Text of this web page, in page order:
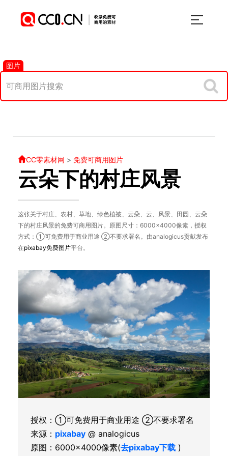
图片
CC零素材网 > 免费可商用图片
云朵下的村庄风景
这张关于村庄、农村、草地、绿色植被、云朵、云、风景、田园、云朵
下的村庄风景的免费可商用图片。原图尺寸：6000×4000像素，授权
方式：①可免费用于商业用途 ②不要求署名。由analogicus贡献发布
在pixabay免费图片平台。
授权：①可免费用于商业用途 ②不要求署名
来源： pixabay @ analogicus
原图：6000×4000像素(去pixabay下载 )